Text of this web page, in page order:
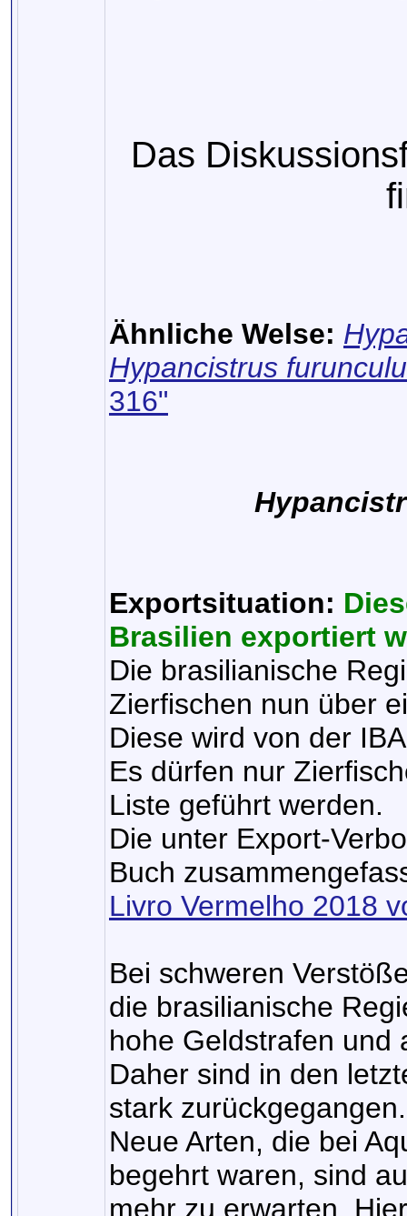
Das
Ähnliche Welse:
Hypancistrus
316"
Exportsituation:
Brasilien exportiert
Die brasilianische
Zierfischen nun über
Diese wird von der
Es dürfen nur
Liste geführt werden.
Die unter Export-
Buch
Livro Vermelho 2018
Bei schweren
die brasilianische
hohe Geldstrafen und
Daher sind in den
stark zurückgegangen.
Neue Arten, die bei
begehrt waren, sind
mehr zu erwarten.